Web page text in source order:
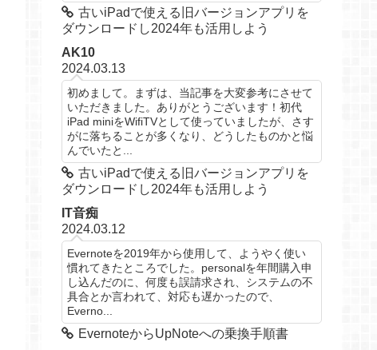
古いiPadで使える旧バージョンアプリを
ダウンロードし2024年も活用しよう
AK10
2024.03.13
初めまして。まずは、当記事を大変参考にさせて
いただきました。ありがとうございます！初代
iPad miniをWifiTVとして使っていましたが、さす
がに落ちることが多くなり、どうしたものかと悩
んでいたと...
古いiPadで使える旧バージョンアプリを
ダウンロードし2024年も活用しよう
IT音痴
2024.03.12
Evernoteを2019年から使用して、ようやく使い
慣れてきたところでした。personalを年間購入申
し込んだのに、何度も誤請求され、システムの不
具合とか言われて、対応も遅かったので、
Everno...
EvernoteからUpNoteへの乗換手順書